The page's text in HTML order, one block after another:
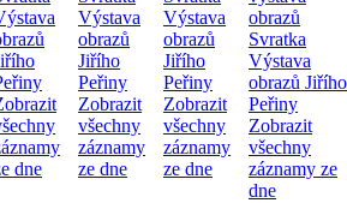
dne
Výstava
obrazů
Jiřího
Peřiny
Zobrazit
všechny
záznamy
ze dne
Výstava
obrazů
Jiřího
Peřiny
Zobrazit
všechny
záznamy
ze dne
obrazů
Svratka
Výstava
obrazů Jiřího
Peřiny
Zobrazit
všechny
záznamy ze
dne